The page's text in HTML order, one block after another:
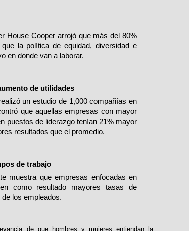
House Cooper arrojó que más del 80%
la política de equidad, diversidad e
en donde van a laborar.
de utilidades
un estudio de 1,000 compañías en
que aquellas empresas con mayor
puestos de liderazgo tenían 21% mayor
resultados que el promedio.
de trabajo
muestra que empresas enfocadas en
como resultado mayores tasas de
los empleados.
de que hombres y mujeres entiendan la